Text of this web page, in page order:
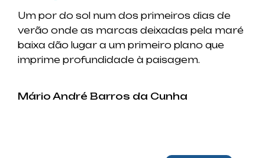
Um por do sol num dos primeiros dias de
verão onde as marcas deixadas pela maré
baixa dão lugar a um primeiro plano que
imprime profundidade à paisagem.
Mário André Barros da Cunha